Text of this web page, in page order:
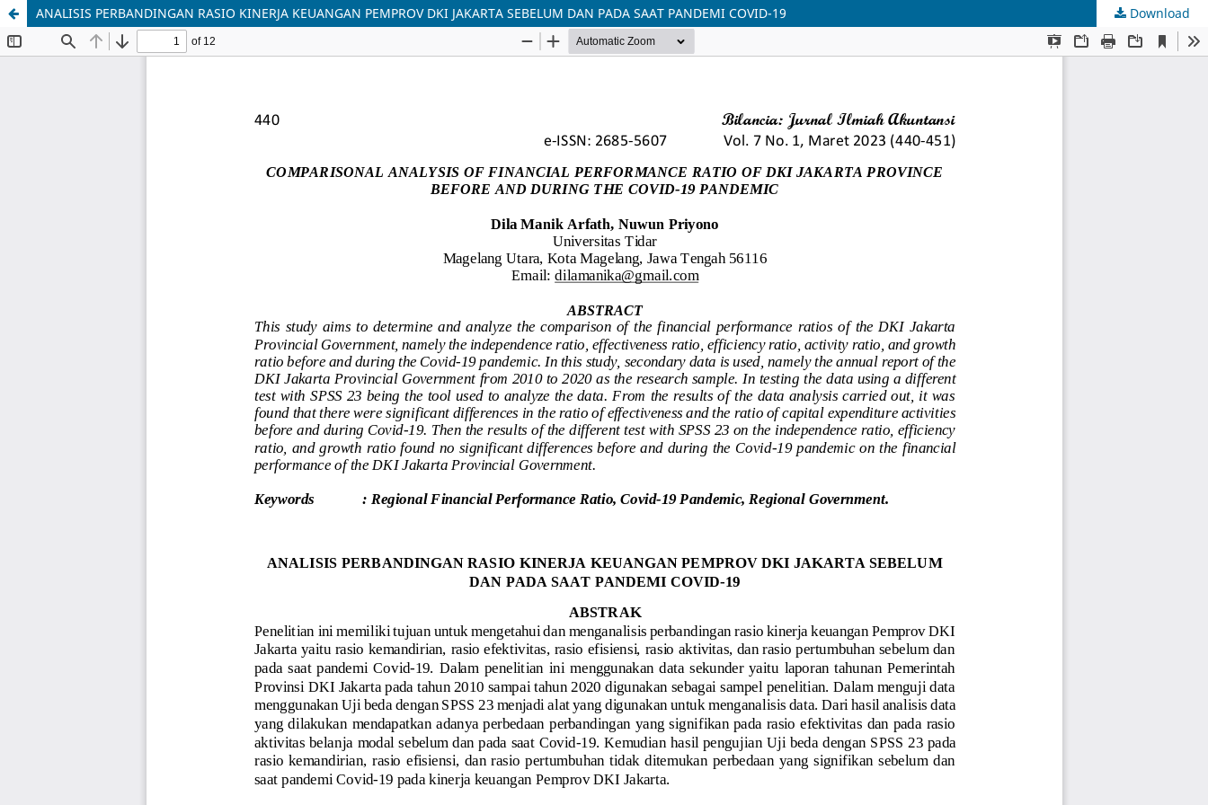
ANALISIS PERBANDINGAN RASIO KINERJA KEUANGAN PEMPROV DKI JAKARTA SEBELUM DAN PADA SAAT PANDEMI COVID-19 Download